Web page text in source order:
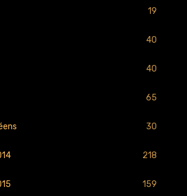
19
40
40
65
30
218
159